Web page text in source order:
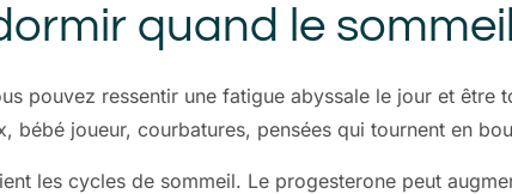
quand le
pouvez ressentir une fatigue abyssale le jour et être
bébé joueur, courbatures, pensées qui tournent en
les cycles de sommeil. Le progesterone peut